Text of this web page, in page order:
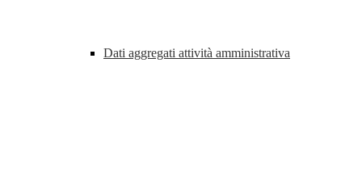
Dati aggregati attività amministrativa